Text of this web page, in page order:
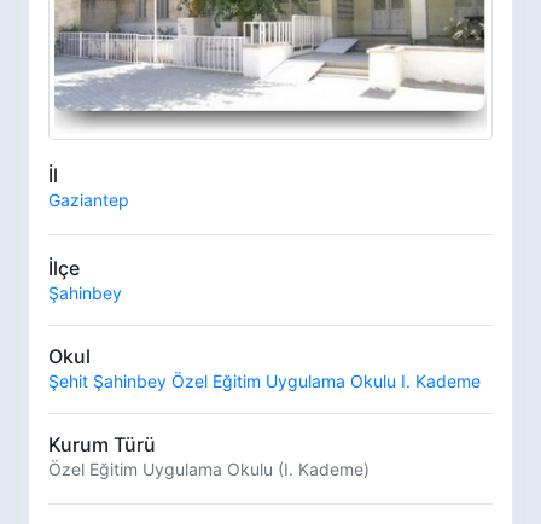
İl
Gaziantep
İlçe
Şahinbey
Okul
Şehit Şahinbey Özel Eğitim Uygulama Okulu I. Kademe
Kurum Türü
Özel Eğitim Uygulama Okulu (I. Kademe)